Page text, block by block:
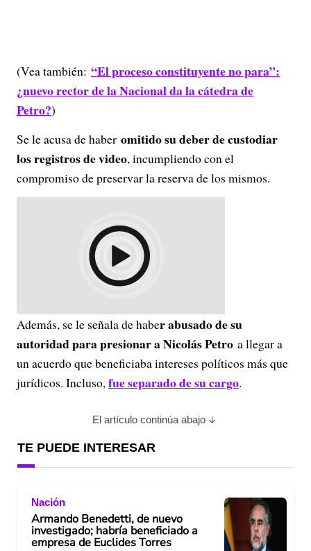
(Vea también: “El proceso constituyente no para”:
¿nuevo rector de la Nacional da la cátedra de
Petro?)
Se le acusa de haber omitido su deber de custodiar
los registros de video, incumpliendo con el
compromiso de preservar la reserva de los mismos.
Además, se le señala de haber abusado de su
autoridad para presionar a Nicolás Petro a llegar a
un acuerdo que beneficiaba intereses políticos más que
jurídicos. Incluso,fue separado de su cargo.
El artículo continúa abajo
TE PUEDE INTERESAR
Nación
Armando Benedetti, de nuevo
investigado; habría beneficiado a
empresa de Euclides Torres